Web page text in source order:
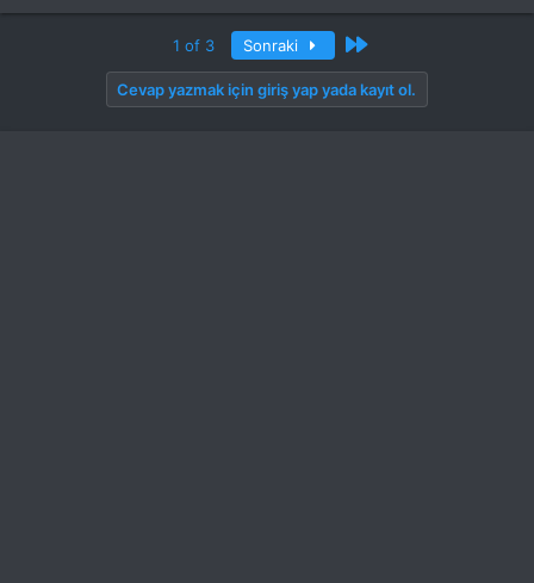
1 of 3 Sonraki Son
Cevap yazmak için giriş yap yada kayıt ol.